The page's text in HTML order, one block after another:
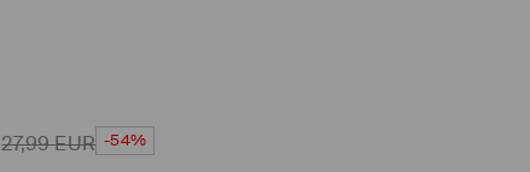
27,99EUR -54%